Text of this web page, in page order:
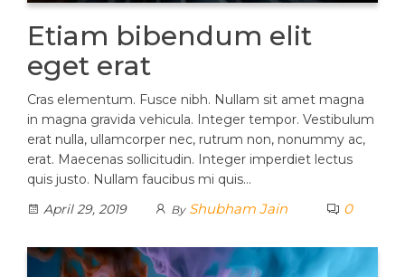
Etiam bibendum elit
eget erat
Cras elementum. Fusce nibh. Nullam sit amet magna
in magna gravida vehicula. Integer tempor. Vestibulum
erat nulla, ullamcorper nec, rutrum non, nonummy ac,
erat. Maecenas sollicitudin. Integer imperdiet lectus
quis justo. Nullam faucibus mi quis…
April 29, 2019
By Shubham Jain 0